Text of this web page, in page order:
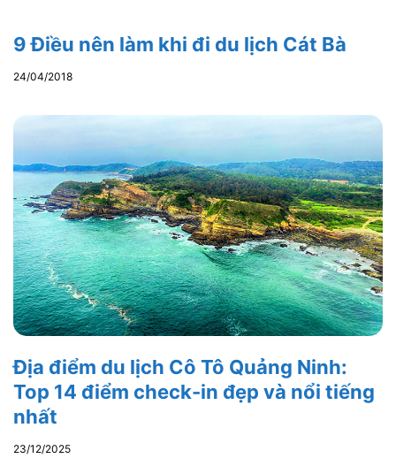
9 Điều nên làm khi đi du lịch Cát Bà
24/04/2018
Địa điểm du lịch Cô Tô Quảng Ninh:
Top 14 điểm check-in đẹp và nổi tiếng
nhất
23/12/2025